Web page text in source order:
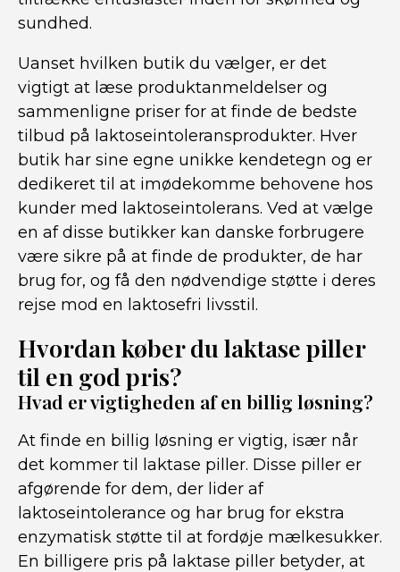
sundhed.
Uanset hvilken butik du vælger, er det
vigtigt at læse produktanmeldelser og
sammenligne priser for at finde de bedste
tilbud på laktoseintoleransprodukter. Hver
butik har sine egne unikke kendetegn og er
dedikeret til at imødekomme behovene hos
kunder med laktoseintolerans. Ved at vælge
en af disse butikker kan danske forbrugere
være sikre på at finde de produkter, de har
brug for, og få den nødvendige støtte i deres
rejse mod en laktosefri livsstil.
Hvordan køber du laktase piller
til en god pris?
Hvad er vigtigheden af ​​en billig løsning?
At finde en billig løsning er vigtig, især når
det kommer til laktase piller. Disse piller er
afgørende for dem, der lider af
laktoseintolerance og har brug for ekstra
enzymatisk støtte til at fordøje mælkesukker.
En billigere pris på laktase piller betyder, at